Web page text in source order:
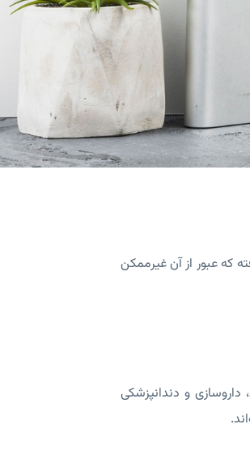
که عبور از آن غیرممکن
و دندانپزشکی